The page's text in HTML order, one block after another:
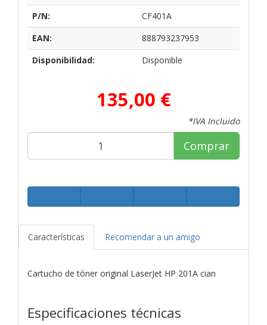
P/N:
CF401A
EAN:
888793237953
Disponibilidad:
Disponible
135,00 €
*IVA Incluido
Comprar
Características Recomendar a un amigo
Cartucho de tóner original LaserJet HP 201A cian
Especificaciones técnicas